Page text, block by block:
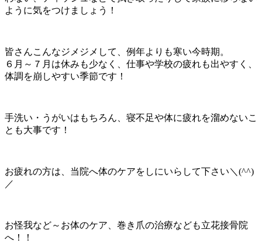
ように気をつけましょう！
皆さんこんなジメジメして、例年よりも寒い今時期。
６月～７月は休みも少なく、仕事や学校の疲れも出やすく、
体調を崩しやすい季節です！
手洗い・うがいはもちろん、寝不足や体に疲れを溜めないこ
とも大事です！
お疲れの方は、当院へ体のケアをしにいらして下さい＼(^^)
／
お怪我など～お体のケア、巻き爪の治療なども立花接骨院
へ！！